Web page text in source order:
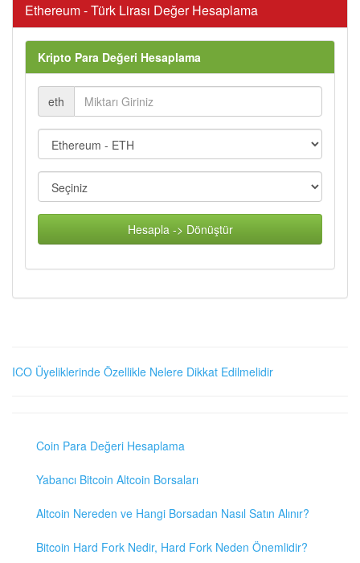
Ethereum - Türk Lirası Değer Hesaplama
Kripto Para Değeri Hesaplama
eth
Hesapla -> Dönüştür
ICO Üyeliklerinde Özellikle Nelere Dikkat Edilmelidir
Coin Para Değeri Hesaplama
Yabancı Bitcoin Altcoin Borsaları
Altcoin Nereden ve Hangi Borsadan Nasıl Satın Alınır?
Bitcoin Hard Fork Nedir, Hard Fork Neden Önemlidir?